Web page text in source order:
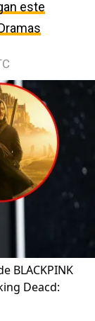
este
BLACKPINK
Deacd: